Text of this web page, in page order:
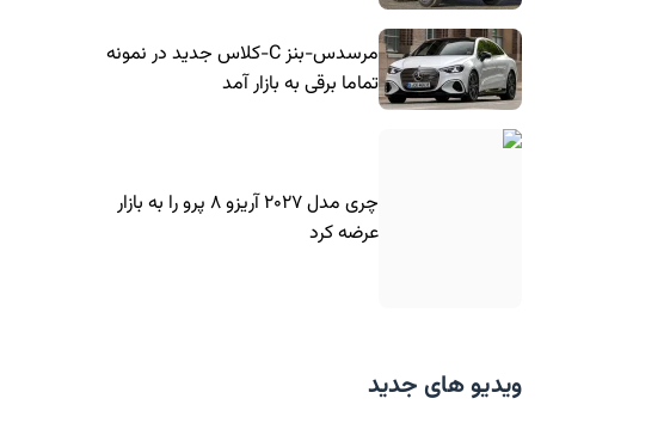
مرسدس-بنز C-کلاس جدید در نمونه
تماما برقی به بازار آمد
چری مدل ۲۰۲۷ آریزو ۸ پرو را به بازار
عرضه کرد
ویدیو های جدید